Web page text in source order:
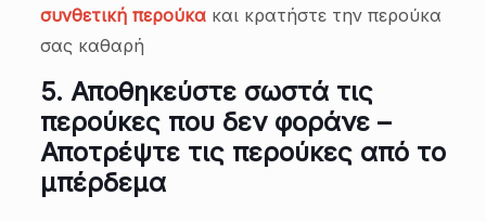
συνθετική περούκακαι κρατήστε την περούκα
σας καθαρή
5. Αποθηκεύστε σωστά τις
περούκες που δεν φοράνε –
Αποτρέψτε τις περούκες από το
μπέρδεμα